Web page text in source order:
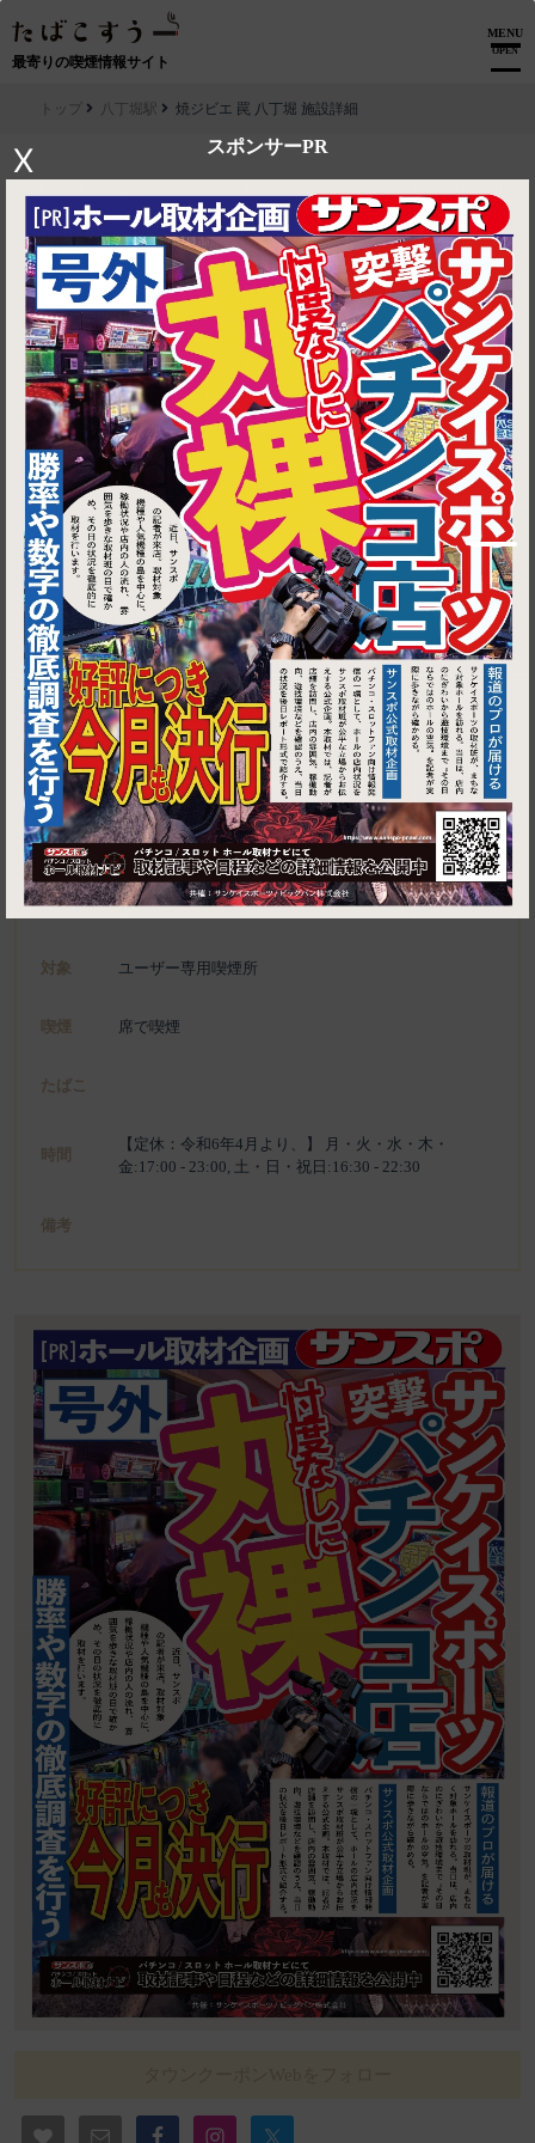
最寄りの喫煙情報サイト
MENU
OPEN
スポンサーPR
X
1
トップ 八丁堀駅 焼ジビエ 罠 八丁堀 施設詳細
▶ ルートを見る
八丁堀駅│焼ジビエ 罠 八丁堀
東京都中央区八丁堀3-20-11
施設名 焼ジビエ 罠 八丁堀
電話 03-5542-2229
種別 ユーザー専用喫煙所、喫煙可能施設
対象 ユーザー専用喫煙所
喫煙 席で喫煙
たばこ
時間
【定休：令和6年4月より、】 月・火・水・木・
金:17:00 - 23:00, 土・日・祝日:16:30 - 22:30
備考